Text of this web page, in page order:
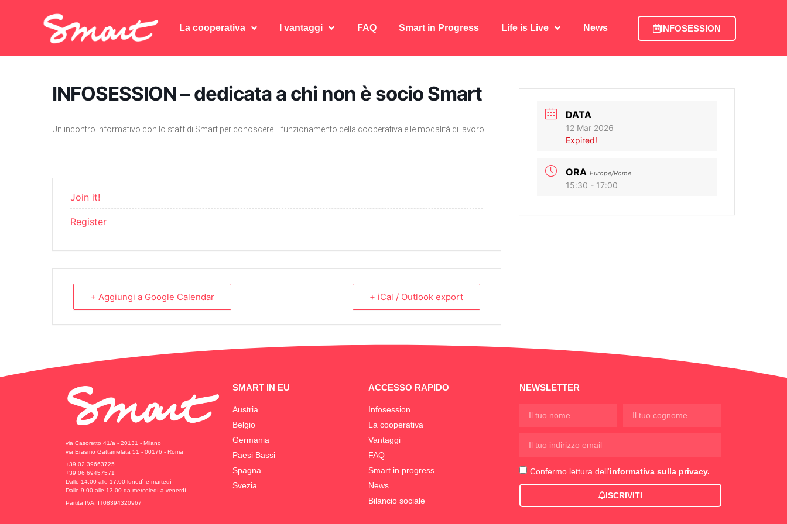
La cooperativa I vantaggi FAQ Smart in Progress Life is Live News
INFOSESSION
INFOSESSION – dedicata a chi non è socio Smart
Un incontro informativo con lo staff di Smart per conoscere il funzionamento della cooperativa e le modalità di lavoro.
Join it!
Register
+ Aggiungi a Google Calendar + iCal / Outlook export
DATA
12 Mar 2026
Expired!
ORA Europe/Rome
15:30 - 17:00
via Casoretto 41/a - 20131 - Milano
via Erasmo Gattamelata 51 - 00176 - Roma
+39 02 39663725
+39 06 69457571
Dalle 14.00 alle 17.00 lunedì e martedì
Dalle 9.00 alle 13.00 da mercoledì a venerdì
Partita IVA: IT08394320967
SMART IN EU
Austria
Belgio
Germania
Paesi Bassi
Spagna
Svezia
ACCESSO RAPIDO
Infosession
La cooperativa
Vantaggi
FAQ
Smart in progress
News
Bilancio sociale
NEWSLETTER
Confermo lettura dell'informativa sulla privacy.
ISCRIVITI